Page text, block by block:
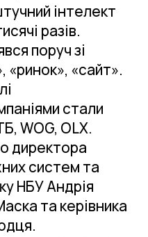
інтелект
разів.
поруч зі
«сайт».
стали
WOG, OLX.
директора
систем та
НБУ Андрія
та керівника